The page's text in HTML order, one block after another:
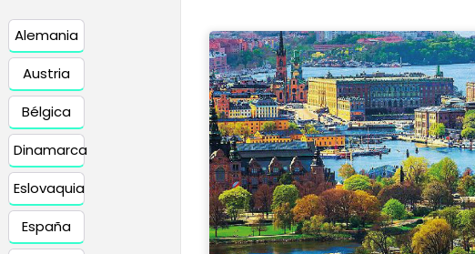
Alemania
Austria
Bélgica
Dinamarca
Eslovaquia
España